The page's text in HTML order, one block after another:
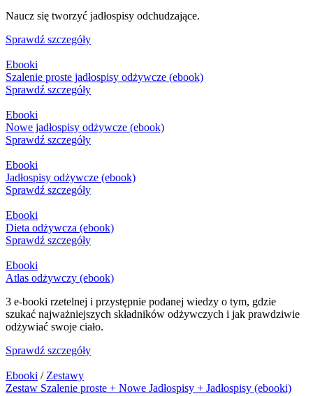
Naucz się tworzyć jadłospisy odchudzające.
Sprawdź szczegóły
Ebooki
Szalenie proste jadłospisy odżywcze (ebook)
Sprawdź szczegóły
Ebooki
Nowe jadłospisy odżywcze (ebook)
Sprawdź szczegóły
Ebooki
Jadłospisy odżywcze (ebook)
Sprawdź szczegóły
Ebooki
Dieta odżywcza (ebook)
Sprawdź szczegóły
Ebooki
Atlas odżywczy (ebook)
3 e-booki rzetelnej i przystępnie podanej wiedzy o tym, gdzie
szukać najważniejszych składników odżywczych i jak prawdziwie
odżywiać swoje ciało.
Sprawdź szczegóły
Ebooki / Zestawy
Zestaw Szalenie proste + Nowe Jadłospisy + Jadłospisy (ebooki)